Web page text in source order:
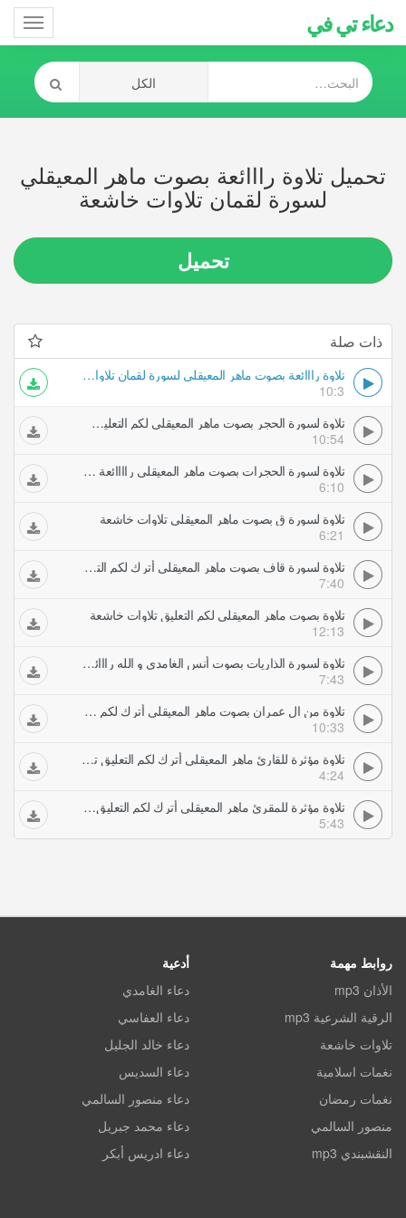
دعاء تي في
تحميل تلاوة رااائعة بصوت ماهر المعيقلي
لسورة لقمان تلاوات خاشعة
تحميل
ذات صلة
تلاوة رااائعة بصوت ماهر المعيقلي لسورة لقمان تلاوات خاشعة
10:3
تلاوة لسورة الحجر بصوت ماهر المعيقلي لكم التعليق تلاوات خاشعة
10:54
تلاوة لسورة الحجرات بصوت ماهر المعيقلي راااائعة تلاوات خاشعة
6:10
تلاوة لسورة ق بصوت ماهر المعيقلي تلاوات خاشعة
6:21
تلاوة لسورة قاف بصوت ماهر المعيقلي أترك لكم التعليق تلاوات خاشعة
7:40
تلاوة بصوت ماهر المعيقلي لكم التعليق تلاوات خاشعة
12:13
تلاوة لسورة الذاريات بصوت أنس الغامدي و الله رااائعة تلاوات خاشعة
7:43
تلاوة من ال عمران بصوت ماهر المعيقلي أترك لكم التعليق تلاوات خاشعة
10:33
تلاوة مؤثرة للقارئ ماهر المعيقلي أترك لكم التعليق تلاوات خاشعة
4:24
تلاوة مؤثرة للمقرئ ماهر المعيقلي أترك لكم التعليق تلاوات خاشعة
5:43
روابط مهمة
الأذان mp3
الرقية الشرعية mp3
تلاوات خاشعة
نغمات اسلامية
نغمات رمضان
منصور السالمي
النقشبندي mp3
أدعية
دعاء الغامدي
دعاء العفاسي
دعاء خالد الجليل
دعاء السديس
دعاء منصور السالمي
دعاء محمد جبريل
دعاء ادريس أبكر